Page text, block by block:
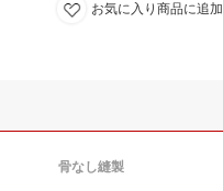
お気に入り商品に追加
骨なし縫製